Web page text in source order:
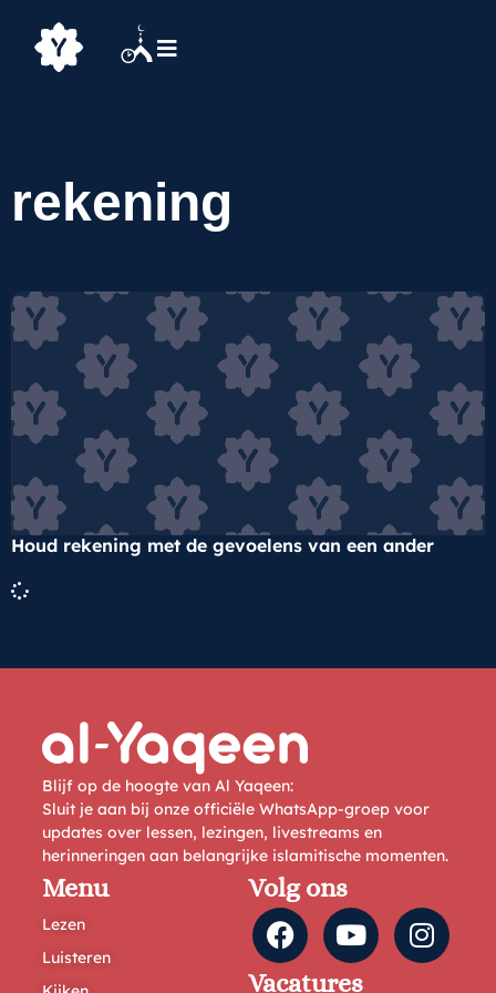
rekening
Houd rekening met de gevoelens van een ander
Blijf op de hoogte van Al Yaqeen:
Sluit je aan bij onze officiële WhatsApp-groep voor
updates over lessen, lezingen, livestreams en
herinneringen aan belangrijke islamitische momenten.
Menu
Lezen
Luisteren
Volg ons
Vacatures